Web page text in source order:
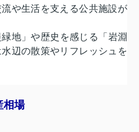
や生活を支える公共施設が
地」や歴史を感じる「岩淵
辺の散策やリフレッシュを
相場